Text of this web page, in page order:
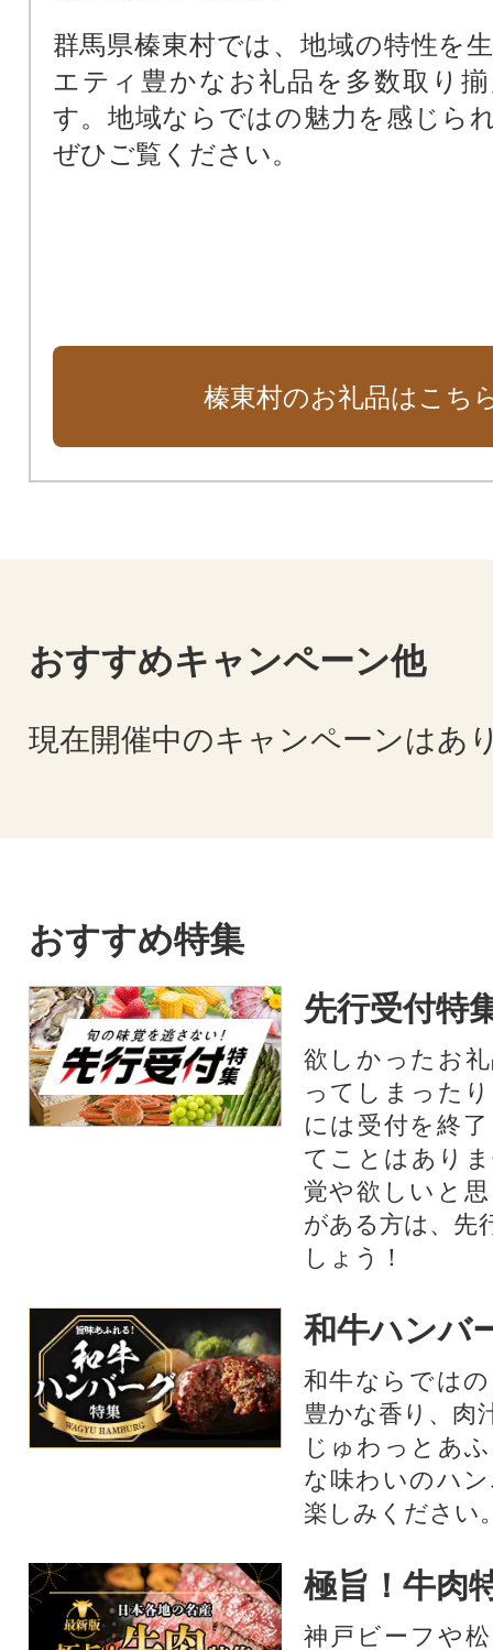
群馬県榛東村では、地域の特性を
エティ豊かなお礼品を多数取り
す。地域ならではの魅力を感じら
ぜひご覧ください。
榛東村のお礼品はこち
おすすめキャンペーン他
現在開催中のキャンペーンはあ
おすすめ特集
先行受付特
欲しかったお
ってしまった
には受付を終
てことはあり
覚や欲しいと
がある方は、先
しょう！
和牛ハンバ
和牛ならでは
豊かな香り、肉
じゅわっとあ
な味わいのハ
楽しみください
極旨！牛肉
神戸ビーフや